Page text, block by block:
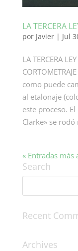
LA TERCERA
por Javier| Jul
LA TERCERA
como puede
al etalonaje
este proceso.
Clarke» se
« Entradas más
Search
Recent
Archives